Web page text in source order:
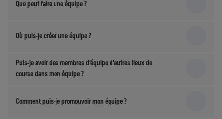
Que peut faire une équipe ?
Où puis-je créer une équipe ?
Puis-je avoir des membres d'équipe d'autres lieux de
course dans mon équipe ?
Comment puis-je promouvoir mon équipe ?